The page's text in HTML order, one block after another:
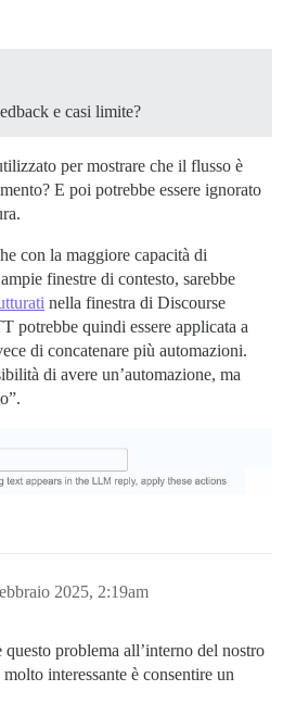
e casi limite?
per mostrare che il flusso è
E poi potrebbe essere ignorato
con la maggiore capacità di
finestre di contesto, sarebbe
nella finestra di Discourse
potrebbe quindi essere applicata a
di concatenare più automazioni.
di avere un’automazione, ma
2025, 2:19am
problema all’interno del nostro
interessante è consentire un